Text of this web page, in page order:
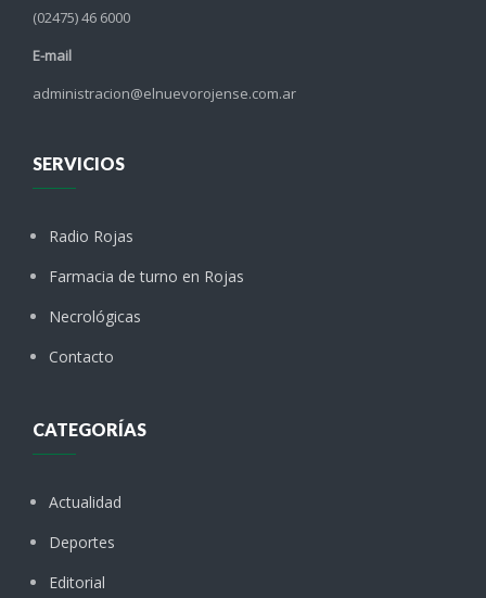
(02475) 46 6000
E-mail
administracion@elnuevorojense.com.ar
SERVICIOS
Radio Rojas
Farmacia de turno en Rojas
Necrológicas
Contacto
CATEGORÍAS
Actualidad
Deportes
Editorial